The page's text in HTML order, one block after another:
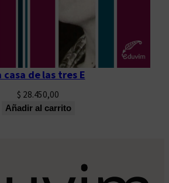
casa de las tres E
$ 28.450,00
Añadir al carrito